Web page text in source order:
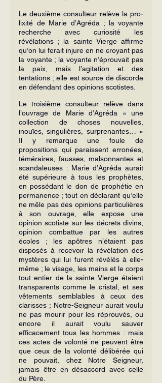
Le deuxième consulteur relève la pro­
lixité de Marie d’Agréda ; la voyante
re­cherche avec curiosité les
révélations ; la sainte Vierge affirme
qu’on lui ferait in­jure en ne croyant pas
la voyante ; la voyante n’éprouvait pas
la paix, mais l’agi­tation et des
tentations ; elle est source de discorde
en défendant des opinions sco­tistes.
Le troisième consulteur relève dans
l’ouvrage de Marie d’Agréda « une
collec­tion de choses nouvelles,
inouïes, singu­lières, surprenantes… »
Il y remarque une foule de
propositions qui paraissent erro­nées,
téméraires, fausses, malsonnantes et
scandaleuses : Marie d’Agréda aurait
été supérieure à tous les prophètes,
en possé­dant le don de prophétie en
permanence ; tout en déclarant qu’elle
ne mêle pas des opinions particulières
à son ouvrage, elle expose une
opinion scotiste sur les décrets divins,
opinion combattue par les autres
écoles ; les apôtres n’étaient pas
disposés à recevoir la révélation des
mystères qui lui furent révélés à elle-
même ; le visage, les mains et le corps
tout entier de la sainte Vierge étaient
transparents comme le cristal, et ses
vêtements semblables à ceux des
clarisses ; Notre-Seigneur aurait voulu
ne pas mourir pour les réprouvés, ou
en­core il aurait voulu sauver
efficacement tous les hommes : mais
ces actes de vo­lonté ne peuvent être
que ceux de la vo­lonté délibérée qui
ne pouvait, chez Notre Seigneur,
jamais être en désaccord avec celle
du Père.